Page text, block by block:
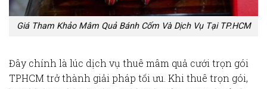
Giá Tham Khảo Mâm Quả Bánh Cốm Và Dịch Vụ Tại TP.HCM
Đây chính là lúc dịch vụ thuê mâm quả cưới trọn gói
TPHCMtrở thành giải pháp tối ưu. Khi thuê trọn gói,